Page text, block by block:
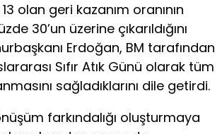
olan geri kazanım oranının
30’un üzerine çıkarıldığını
Erdoğan, BM tarafından
Sıfır Atık Günü olarak tüm
sağladıklarını dile getirdi.
farkındalığı oluşturmaya